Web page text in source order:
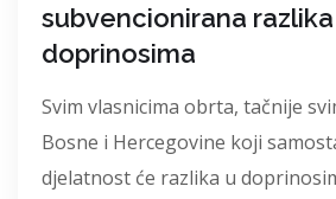
subvencionirana
doprinosima
Svim vlasnicima obrta, tačnije
Bosne i Hercegovine koji
djelatnost će razlika u